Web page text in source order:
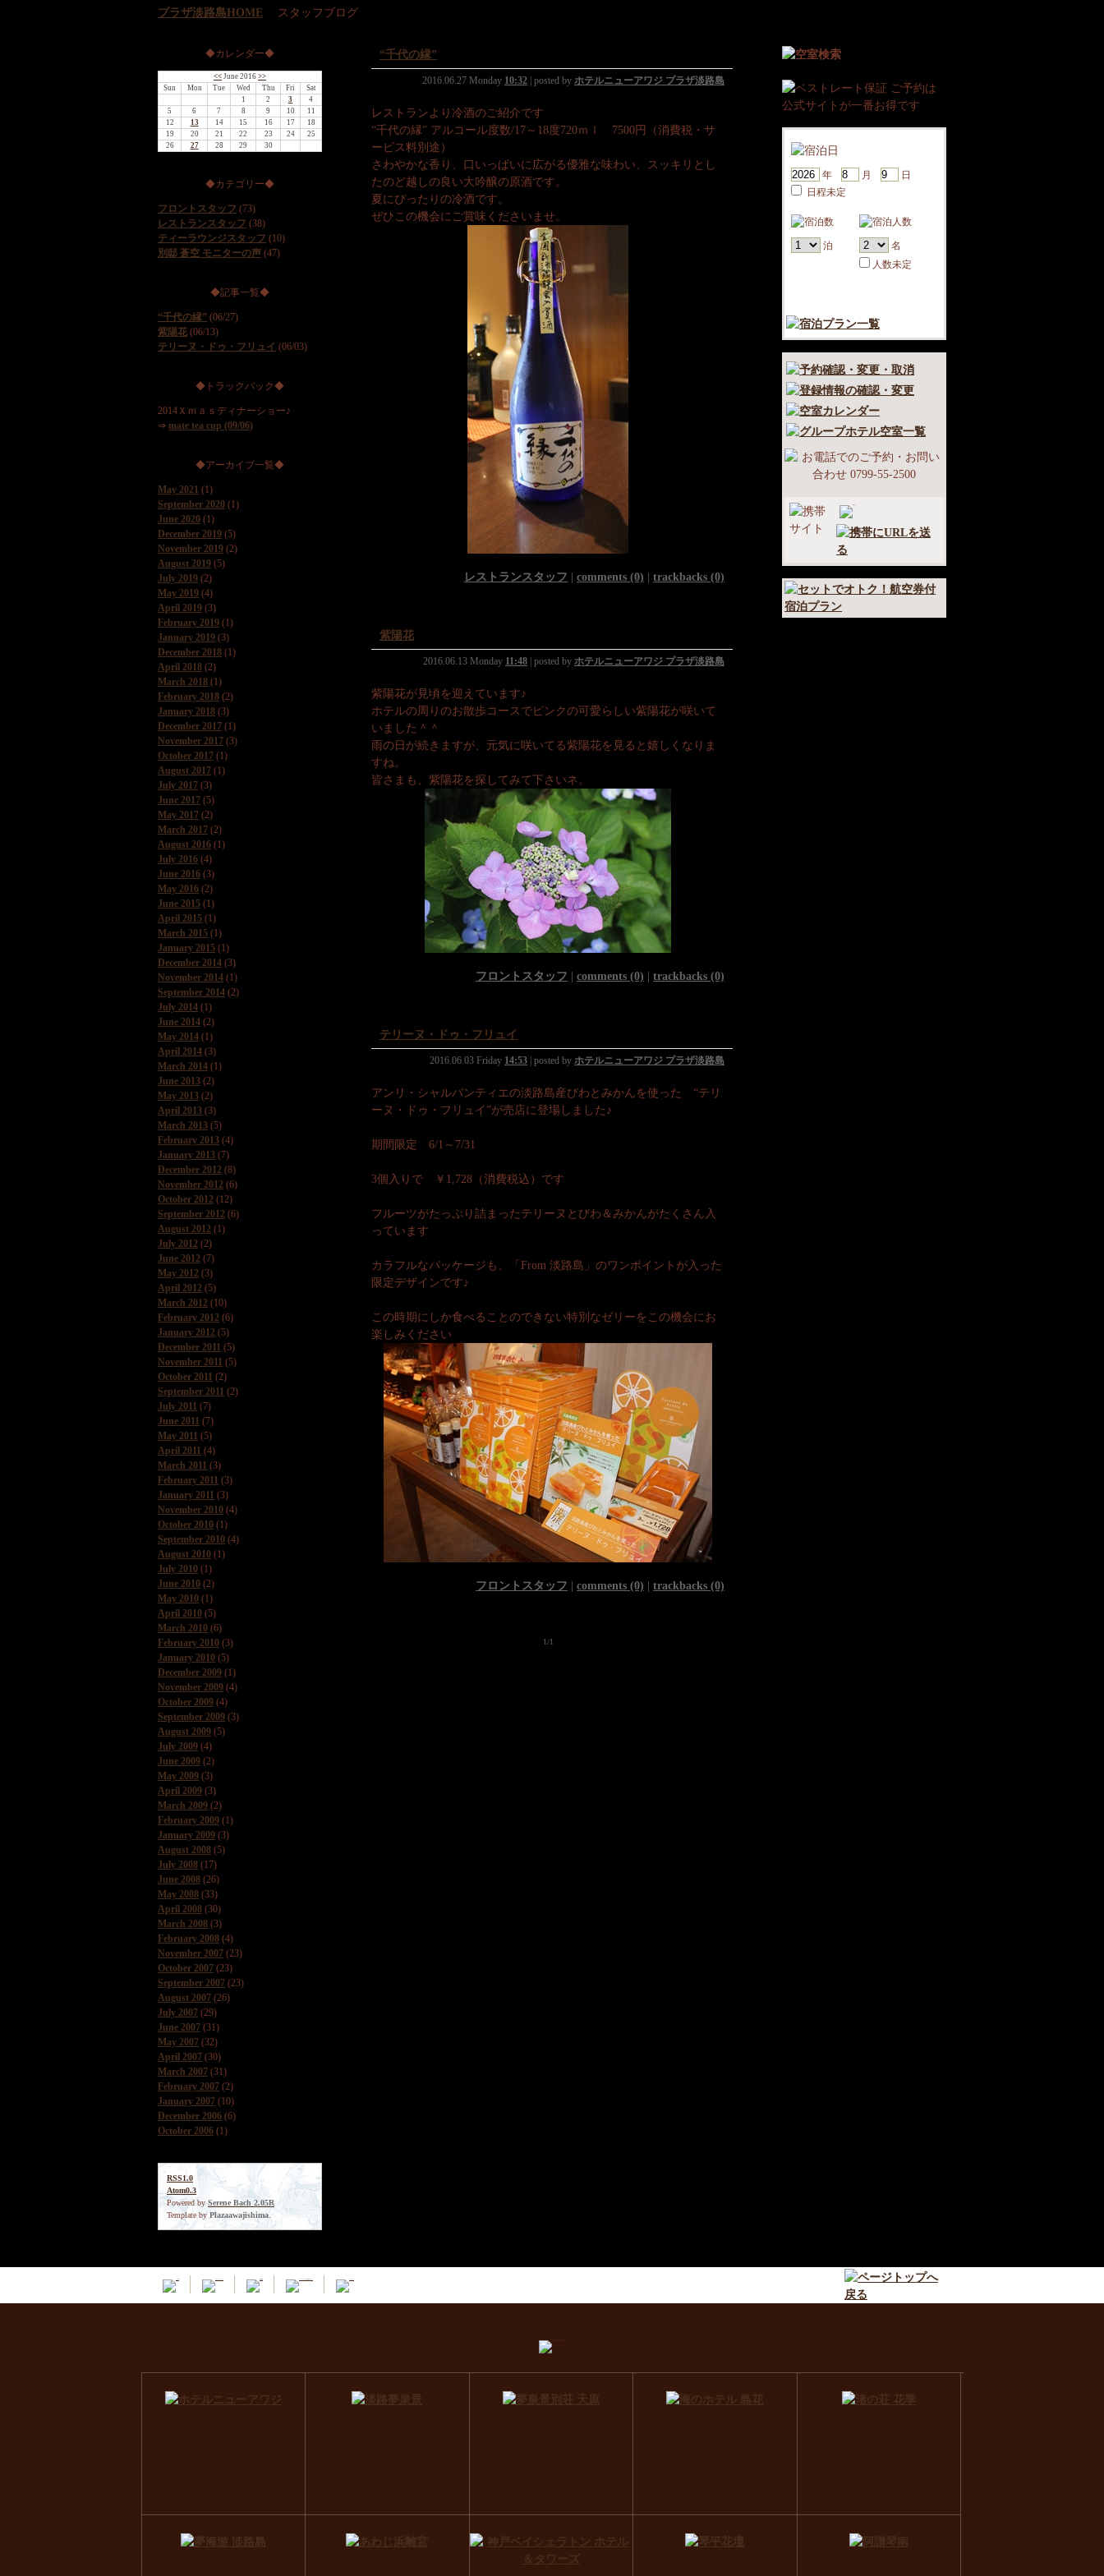
プラザ淡路島HOME スタッフブログ
◆カレンダー◆
<< June 2016 >>
Sun
Mon Tue Wed Thu Fri
Sat
1
2 3
4
5
6 7 8 9 10
11
12
13 14 15 16 17
18
19
20 21 22 23 24
25
26
27 28 29 30
◆カテゴリー◆
フロントスタッフ (73)
レストランスタッフ (38)
ティーラウンジスタッフ (10)
別邸 蒼空 モニターの声 (47)
◆記事一覧◆
“千代の縁” (06/27)
紫陽花 (06/13)
テリーヌ・ドゥ・フリュイ (06/03)
◆トラックバック◆
2014Ｘｍａｓディナーショー♪
⇒ mate tea cup (09/06)
◆アーカイブ一覧◆
May 2021 (1)
September 2020 (1)
June 2020 (1)
December 2019 (5)
November 2019 (2)
August 2019 (5)
July 2019 (2)
May 2019 (4)
April 2019 (3)
February 2019 (1)
January 2019 (3)
December 2018 (1)
April 2018 (2)
March 2018 (1)
February 2018 (2)
January 2018 (3)
December 2017 (1)
November 2017 (3)
October 2017 (1)
August 2017 (1)
July 2017 (3)
June 2017 (5)
May 2017 (2)
March 2017 (2)
August 2016 (1)
July 2016 (4)
June 2016 (3)
May 2016 (2)
June 2015 (1)
April 2015 (1)
March 2015 (1)
January 2015 (1)
December 2014 (3)
November 2014 (1)
September 2014 (2)
July 2014 (1)
June 2014 (2)
May 2014 (1)
April 2014 (3)
March 2014 (1)
June 2013 (2)
May 2013 (2)
April 2013 (3)
March 2013 (5)
February 2013 (4)
January 2013 (7)
December 2012 (8)
November 2012 (6)
October 2012 (12)
September 2012 (6)
August 2012 (1)
July 2012 (2)
June 2012 (7)
May 2012 (3)
April 2012 (5)
March 2012 (10)
February 2012 (6)
January 2012 (5)
December 2011 (5)
November 2011 (5)
October 2011 (2)
September 2011 (2)
July 2011 (7)
June 2011 (7)
May 2011 (5)
April 2011 (4)
March 2011 (3)
February 2011 (3)
January 2011 (3)
November 2010 (4)
October 2010 (1)
September 2010 (4)
August 2010 (1)
July 2010 (1)
June 2010 (2)
May 2010 (1)
April 2010 (5)
March 2010 (6)
February 2010 (3)
January 2010 (5)
December 2009 (1)
November 2009 (4)
October 2009 (4)
September 2009 (3)
August 2009 (5)
July 2009 (4)
June 2009 (2)
May 2009 (3)
April 2009 (3)
March 2009 (2)
February 2009 (1)
January 2009 (3)
August 2008 (5)
July 2008 (17)
June 2008 (26)
May 2008 (33)
April 2008 (30)
March 2008 (3)
February 2008 (4)
November 2007 (23)
October 2007 (23)
September 2007 (23)
August 2007 (26)
July 2007 (29)
June 2007 (31)
May 2007 (32)
April 2007 (30)
March 2007 (31)
February 2007 (2)
January 2007 (10)
December 2006 (6)
October 2006 (1)
RSS1.0
Atom0.3
Powered bySerene Bach 2.05R
Template by Plazaawajishima
“千代の縁”
2016.06.27 Monday 10:32 | posted by ホテルニューアワジ プラザ淡路島
レストランより冷酒のご紹介です
“千代の縁” アルコール度数/17～18度720ｍｌ 7500円（消費税・サ
ービス料別途）
さわやかな香り、口いっぱいに広がる優雅な味わい、スッキリとし
たのど越しの良い大吟醸の原酒です。
夏にぴったりの冷酒です。
ぜひこの機会にご賞味くださいませ。
レストランスタッフ | comments (0) | trackbacks (0)
紫陽花
2016.06.13 Monday 11:48 | posted by ホテルニューアワジ プラザ淡路島
紫陽花が見頃を迎えています♪
ホテルの周りのお散歩コースでピンクの可愛らしい紫陽花が咲いて
いました＾＾
雨の日が続きますが、元気に咲いてる紫陽花を見ると嬉しくなりま
すね。
皆さまも、紫陽花を探してみて下さいネ。
フロントスタッフ | comments (0) | trackbacks (0)
テリーヌ・ドゥ・フリュイ
2016.06.03 Friday 14:53 | posted by ホテルニューアワジ プラザ淡路島
アンリ・シャルパンティエの淡路島産びわとみかんを使った “テリ
ーヌ・ドゥ・フリュイ”が売店に登場しました♪
期間限定 6/1～7/31
3個入りで ￥1,728（消費税込）です
フルーツがたっぷり詰まったテリーヌとびわ＆みかんがたくさん入
っています
カラフルなパッケージも、「From 淡路島」のワンポイントが入った
限定デザインです♪
この時期にしか食べることのできない特別なゼリーをこの機会にお
楽しみください
フロントスタッフ | comments (0) | trackbacks (0)
1/1
年 月
日
日程未定
泊
名
人数未定